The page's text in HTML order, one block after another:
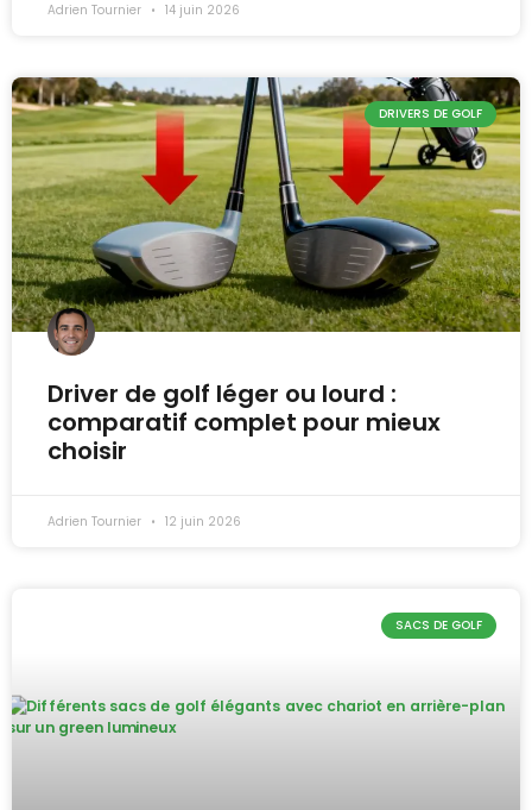
Adrien Tournier 14 juin 2026
DRIVERS DE GOLF
Driver de golf léger ou lourd :
comparatif complet pour mieux
choisir
Adrien Tournier 12 juin 2026
SACS DE GOLF